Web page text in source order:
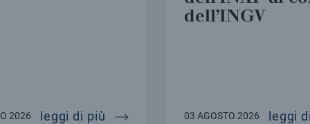
2026 leggi di più al largo della sicilia torna il canto
dell’INGV
03 AGOSTO 2026 leggi